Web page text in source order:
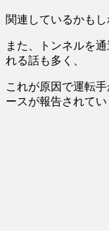
関連しているかもし
また、トンネルを
れる話も多く、
これが原因で運転
ースが報告されてい